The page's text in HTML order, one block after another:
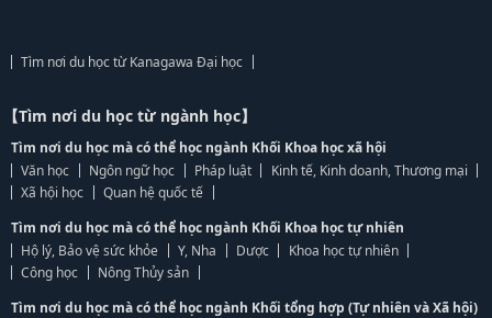
Tìm nơi du học từ Kanagawa Đại học
【Tìm nơi du học từ ngành học】
Tìm nơi du học mà có thể học ngành Khối Khoa học xã hội
Văn học
Ngôn ngữ học Pháp luật
Kinh tế, Kinh doanh, Thương mại
Xã hội học
Quan hệ quốc tế
Tìm nơi du học mà có thể học ngành Khối Khoa học tự nhiên
Hộ lý, Bảo vệ sức khỏe
Y, Nha Dược
Khoa học tự nhiên
Công học
Nông Thủy sản
Tìm nơi du học mà có thể học ngành Khối tổng hợp (Tự nhiên và Xã hội)